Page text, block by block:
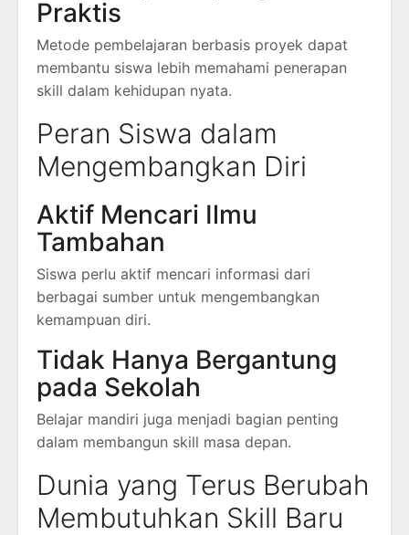
Praktis
Metode pembelajaran berbasis proyek dapat
membantu siswa lebih memahami penerapan
skill dalam kehidupan nyata.
Peran Siswa dalam
Mengembangkan Diri
Aktif Mencari Ilmu
Tambahan
Siswa perlu aktif mencari informasi dari
berbagai sumber untuk mengembangkan
kemampuan diri.
Tidak Hanya Bergantung
pada Sekolah
Belajar mandiri juga menjadi bagian penting
dalam membangun skill masa depan.
Dunia yang Terus Berubah
Membutuhkan Skill Baru